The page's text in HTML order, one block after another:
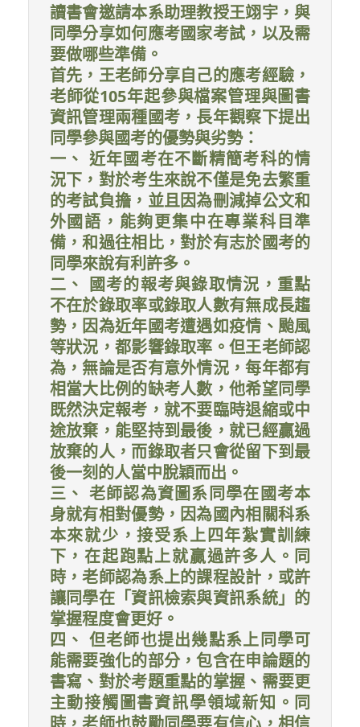
讀書會邀請本系助理教授王翊宇，與
同學分享如何應考國家考試，以及需
要做哪些準備。
首先，王老師分享自己的應考經驗，
老師從105年起參與檔案管理與圖書
資訊管理兩種國考，長年觀察下提出
同學參與國考的優勢與劣勢：
一、 近年國考在不斷精簡考科的情
況下，對於考生來說不僅是免去繁重
的考試負擔，並且因為刪減掉公文和
外國語，能夠更集中在專業科目準
備，和過往相比，對於有志於國考的
同學來說有利許多。
二、 國考的報考與錄取情況，重點
不在於錄取率或錄取人數有無成長趨
勢，因為近年國考遭遇如疫情、颱風
等狀況，都影響錄取率。但王老師認
為，無論是否有意外情況，每年都有
相當大比例的缺考人數，他希望同學
既然決定報考，就不要臨時退縮或中
途放棄，能堅持到最後，就已經贏過
放棄的人，而錄取者只會從留下到最
後一刻的人當中脫穎而出。
三、 老師認為資圖系同學在國考本
身就有相對優勢，因為國內相關科系
本來就少，接受系上四年紮實訓練
下，在起跑點上就贏過許多人。同
時，老師認為系上的課程設計，或許
讓同學在「資訊檢索與資訊系統」的
掌握程度會更好。
四、 但老師也提出幾點系上同學可
能需要強化的部分，包含在申論題的
書寫、對於考題重點的掌握、需要更
主動接觸圖書資訊學領域新知。同